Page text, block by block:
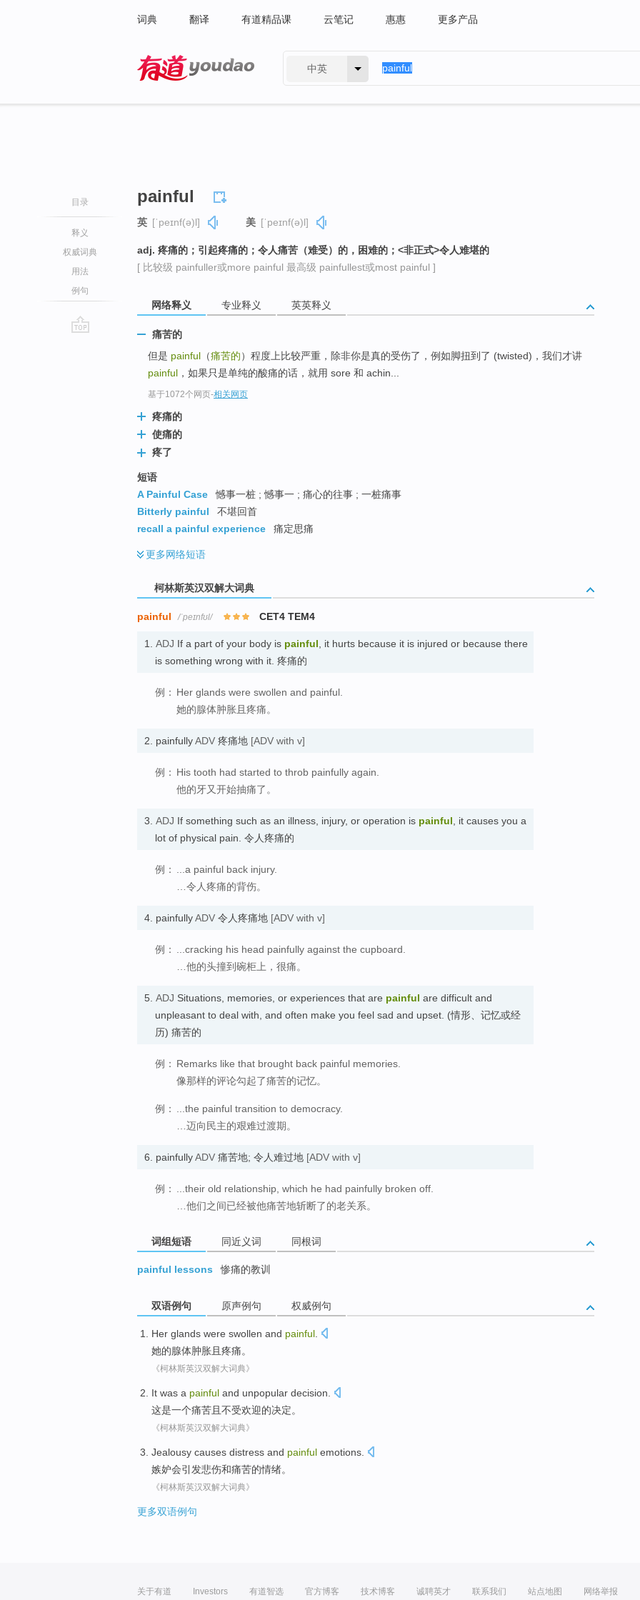
词典 翻译 有道精品课 云笔记 惠惠 更多产品
中英
目录
释义
权威词典
用法
例句
painful
英 [ˈpeɪnf(ə)l] 美 [ˈpeɪnf(ə)l]
adj. 疼痛的；引起疼痛的；令人痛苦（难受）的，困难的；<非正式>令人难堪的
[ 比较级 painfuller或more painful 最高级 painfullest或most painful ]
网络释义 专业释义 英英释义
痛苦的
但是 painful （痛苦的）程度上比较严重，除非你是真的受伤了，例如脚扭到了 (twisted)，我们才讲
painful ，如果只是单纯的酸痛的话，就用 sore 和 achin...
基于1072个网页-相关网页
疼痛的
使痛的
疼了
短语
A Painful Case
憾事一桩 ; 憾事一 ; 痛心的往事 ; 一桩痛事
Bitterly painful
不堪回首
recall a painful experience
痛定思痛
更多网络短语
柯林斯英汉双解大词典
painful /ˈpeɪnfʊl/ CET4 TEM4
1. ADJ If a part of your body is painful , it hurts because it is injured or because there
is something wrong with it. 疼痛的
例： Her glands were swollen and painful.
她的腺体肿胀且疼痛。
2. painfullyADV 疼痛地 [ADV with v]
例： His tooth had started to throb painfully again.
他的牙又开始抽痛了。
3. ADJ If something such as an illness, injury, or operation is painful , it causes you a
lot of physical pain. 令人疼痛的
例：
...a painful back injury.
…令人疼痛的背伤。
4. painfullyADV 令人疼痛地 [ADV with v]
例：
...cracking his head painfully against the cupboard.
…他的头撞到碗柜上，很痛。
5. ADJ Situations, memories, or experiences that are painful are difficult and
unpleasant to deal with, and often make you feel sad and upset. (情形、记忆或经
历) 痛苦的
例： Remarks like that brought back painful memories.
像那样的评论勾起了痛苦的记忆。
例：
...the painful transition to democracy.
…迈向民主的艰难过渡期。
6. painfullyADV 痛苦地; 令人难过地 [ADV with v]
例：
...their old relationship, which he had painfully broken off.
…他们之间已经被他痛苦地斩断了的老关系。
词组短语 同近义词 同根词
painful lessons 惨痛的教训
双语例句 原声例句 权威例句
Her glands were swollen and painful
她的腺体肿胀 且 疼痛。
《柯林斯英汉双解大词典》
It was a painful and unpopular decision
这是一个痛苦 且 不受欢迎的决定。
《柯林斯英汉双解大词典》
Jealousy causes distress and painful emotions
嫉妒会引发悲伤和痛苦的情绪。
《柯林斯英汉双解大词典》
更多双语例句
关于有道 Investors 有道智选 官方博客 技术博客 诚聘英才 联系我们 站点地图 网络举报